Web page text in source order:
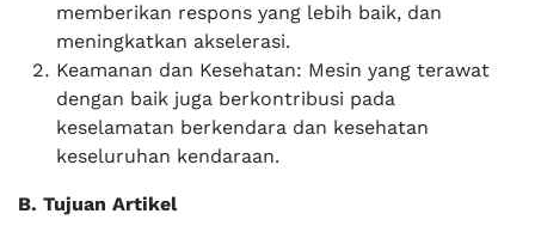
memberikan respons yang lebih baik, dan
meningkatkan akselerasi.
Keamanan dan Kesehatan: Mesin yang terawat
dengan baik juga berkontribusi pada
keselamatan berkendara dan kesehatan
keseluruhan kendaraan.
B. Tujuan Artikel